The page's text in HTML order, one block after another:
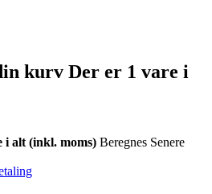
kurv Der er 1 vare i
i alt (inkl. moms) Beregnes Senere